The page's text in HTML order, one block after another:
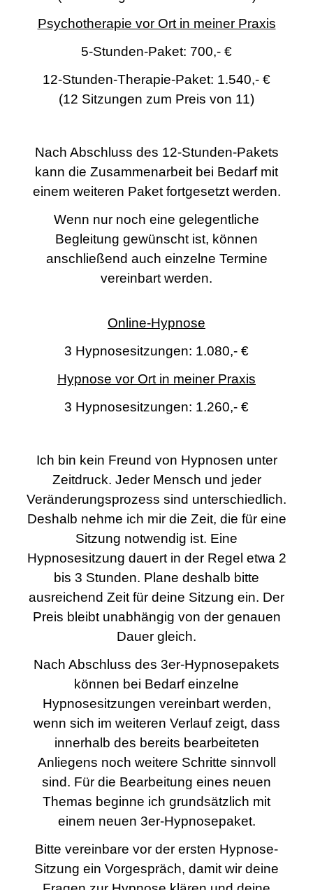
Psychotherapie vor Ort in meiner Praxis
5-Stunden-Paket: 700,- €
12-Stunden-Therapie-Paket: 1.540,- €
(12 Sitzungen zum Preis von 11)
Nach Abschluss des 12-Stunden-Pakets
kann die Zusammenarbeit bei Bedarf mit
einem weiteren Paket fortgesetzt werden.
Wenn nur noch eine gelegentliche
Begleitung gewünscht ist, können
anschließend auch einzelne Termine
vereinbart werden.
Online-Hypnose
3 Hypnosesitzungen: 1.080,- €
Hypnose vor Ort in meiner Praxis
3 Hypnosesitzungen: 1.260,- €
Ich bin kein Freund von Hypnosen unter
Zeitdruck. Jeder Mensch und jeder
Veränderungsprozess sind unterschiedlich.
Deshalb nehme ich mir die Zeit, die für eine
Sitzung notwendig ist. Eine
Hypnosesitzung dauert in der Regel etwa 2
bis 3 Stunden. Plane deshalb bitte
ausreichend Zeit für deine Sitzung ein. Der
Preis bleibt unabhängig von der genauen
Dauer gleich.
Nach Abschluss des 3er-Hypnosepakets
können bei Bedarf einzelne
Hypnosesitzungen vereinbart werden,
wenn sich im weiteren Verlauf zeigt, dass
innerhalb des bereits bearbeiteten
Anliegens noch weitere Schritte sinnvoll
sind. Für die Bearbeitung eines neuen
Themas beginne ich grundsätzlich mit
einem neuen 3er-Hypnosepaket.
Bitte vereinbare vor der ersten Hypnose-
Sitzung ein Vorgespräch, damit wir deine